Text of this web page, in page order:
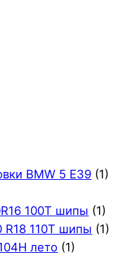
BMW 5 E39 (1)
100T шипы (1)
110T шипы (1)
лето (1)